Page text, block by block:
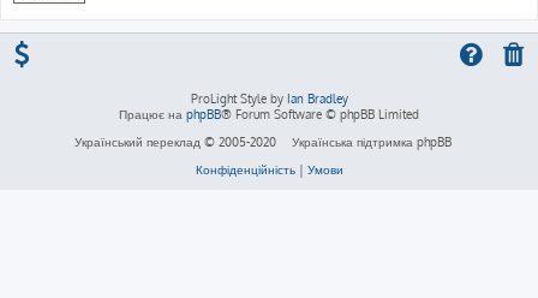
ProLight Style by Ian Bradley
Працює на phpBB® Forum Software © phpBB Limited
Український переклад © 2005-2020
Українська підтримка phpBB
Конфіденційність| Умови